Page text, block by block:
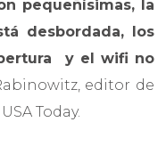
pequeñísimas, la
desbordada, los
y el wifi no
editor de
Today.